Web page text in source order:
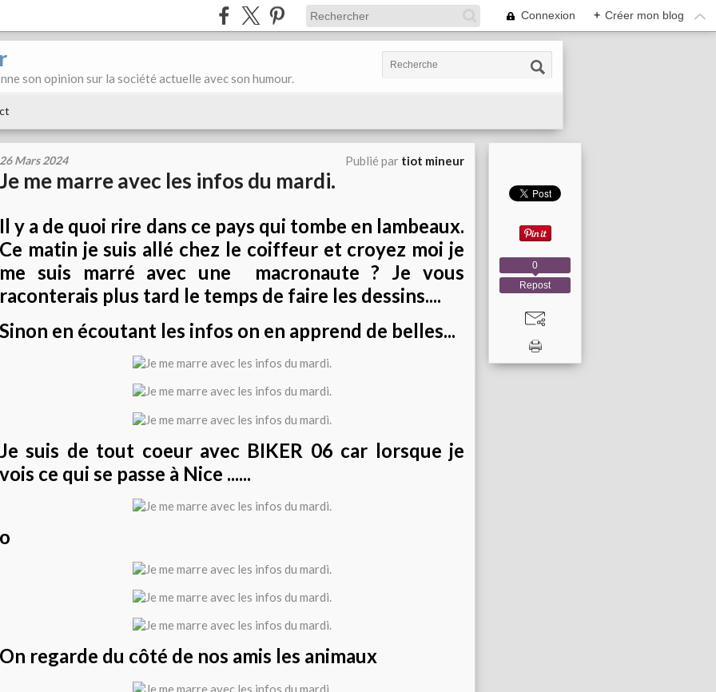
Connexion + Créer mon blog
son opinion sur la société actuelle avec son humour.
26 Mars 2024 Publié par tiot mineur
Je me marre avec les infos du mardi.
Il y a de quoi rire dans ce pays qui tombe en lambeaux.
Ce matin je suis allé chez le coiffeur et croyez moi je
me suis marré avec une macronaute ? Je vous
raconterais plus tard le temps de faire les dessins....
Sinon en écoutant les infos on en apprend de belles...
Je suis de tout coeur avec BIKER 06 car lorsque je
vois ce qui se passe à Nice ......
o
On regarde du côté de nos amis les animaux
Repost
0